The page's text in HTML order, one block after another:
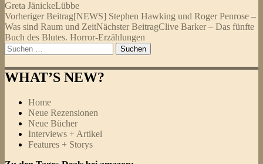
Greta JänickeLübbe
Beitragsnavigation
Vorheriger Beitrag[NEWS] Stephen Hawking und Roger Penrose –
Was sind Raum und ZeitNächster BeitragClive Barker – Das fünfte
Buch des Blutes. Horror-Erzählungen
Suchen
nach:
WHAT’S NEW?
Home
Neue Rezensionen
Neue Bücher
Interviews + Artikel
Features + Storys